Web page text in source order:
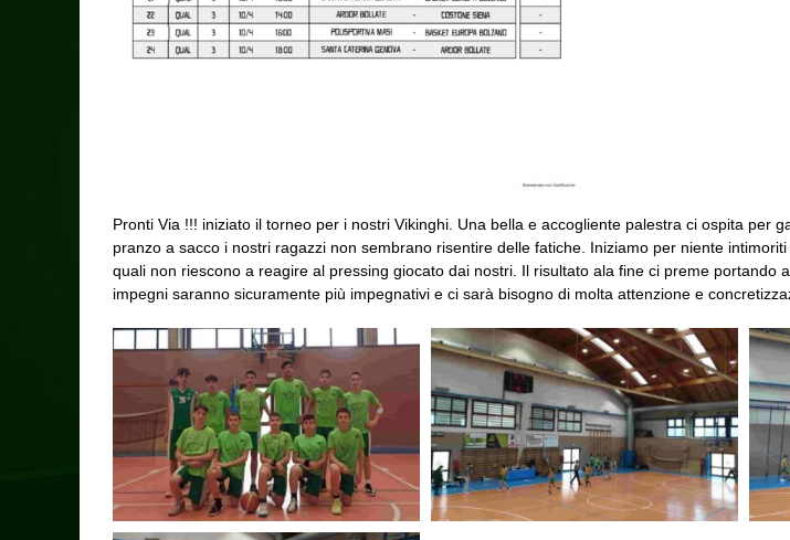
Pronti Via !!! iniziato il torneo per i nostri Vikinghi. Una bella e accogliente palestra ci ospita per
pranzo a sacco i nostri ragazzi non sembrano risentire delle fatiche. Iniziamo per niente
quali non riescono a reagire al pressing giocato dai nostri. Il risultato ala fine ci preme
impegni saranno sicuramente più impegnativi e ci sarà bisogno di molta attenzione e